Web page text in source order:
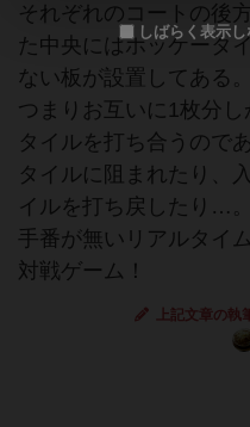
それぞれのコートの後
た中央にはホッケータ
ない板が設置してある。
つまりお互いに1枚分
タイルを打ち合うので
タイルに阻まれたり、
イルを打ち戻したり…。
手番が無いリアルタイ
対戦ゲーム！
上記文章の
しばらく表示